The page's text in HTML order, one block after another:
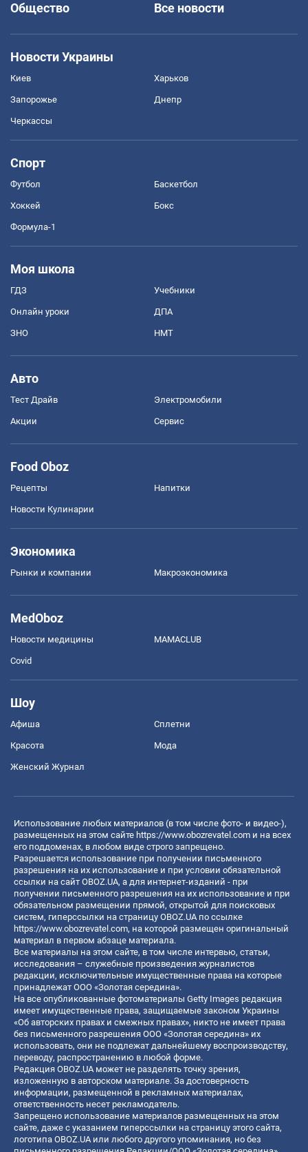
Общество
Все новости
Новости Украины
Киев Харьков
Запорожье Днепр
Черкассы
Спорт
Футбол Баскетбол
Хоккей Бокс
Формула-1
Моя школа
ГДЗ Учебники
Онлайн уроки ДПА
ЗНО НМТ
Авто
Тест Драйв Электромобили
Акции Сервис
Food Oboz
Рецепты Напитки
Новости Кулинарии
Экономика
Рынки и компании Mакроэкономика
MedOboz
Новости медицины MAMACLUB
Covid
Шоу
Афиша Сплетни
Красота Мода
Женский Журнал
Использование любых материалов (в том числе фото- и видео-),
размещенных на этом сайте https://www.obozrevatel.com и на всех
его поддоменах, в любом виде строго запрещено.
Разрешается использование при получении письменного
разрешения на их использование и при условии обязательной
ссылки на сайт OBOZ.UA, а для интернет-изданий - при
получении письменного разрешения на их использование и при
обязательном размещении прямой, открытой для поисковых
систем, гиперссылки на страницу OBOZ.UA по ссылке
https://www.obozrevatel.com, на которой размещен оригинальный
материал в первом абзаце материала.
Все материалы на этом сайте, в том числе интервью, статьи,
исследования – служебные произведения журналистов
редакции, исключительные имущественные права на которые
принадлежат ООО «Золотая середина».
На все опубликованные фотоматериалы Getty Images редакция
имеет имущественные права, защищаемые законом Украины
«Об авторских правах и смежных правах», никто не имеет права
без письменного разрешения ООО «Золотая середина» их
использовать, они не подлежат дальнейшему воспроизводству,
переводу, распространению в любой форме.
Редакция OBOZ.UA может не разделять точку зрения,
изложенную в авторском материале. За достоверность
информации, размещенной в рекламных материалах,
ответственность несет рекламодатель.
Запрещено использование материалов размещенных на этом
сайте, даже с указанием гиперссылки на страницу этого сайта,
логотипа OBOZ.UA или любого другого упоминания, но без